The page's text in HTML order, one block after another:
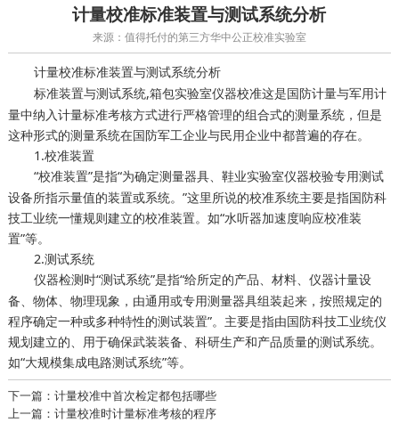
计量校准标准装置与测试系统分析
来源：值得托付的第三方华中公正校准实验室
计量校准标准装置与测试系统分析
标准装置与测试系统,箱包实验室仪器校准这是国防计量与军用计
量中纳入计量标准考核方式进行严格管理的组合式的测量系统，但是
这种形式的测量系统在国防军工企业与民用企业中都普遍的存在。
1.校准装置
“校准装置”是指“为确定测量器具、
鞋业实验室仪器校验专用测试
设备所指示量值的装置或系统。”这里所说的校准系统主要是指国防科
技工业统一懂规则建立的校准装置。如“水听器加速度响应校准装
置”等。
2.测试系统
仪器检测时“测试系统”是指“给所定的产品、材料、
仪器计量设
备、物体、物理现象，由通用或专用测量器具组装起来，按照规定的
程序确定一种或多种特性的测试装置”。主要是指由国防科技工业统仪
规划建立的、用于确保武装装备、科研生产和产品质量的测试系统。
如“大规模集成电路测试系统”等。
下一篇：计量校准中首次检定都包括哪些
上一篇：计量校准时计量标准考核的程序